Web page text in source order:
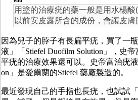
用塗的治療疣的藥一般是用水楊
以前安皮露所含的成份，會讓皮膚
因為兒子的脖子有長扁平疣，買了一
液」「Stiefel Duofilm Solution」，史
平疣的治療效果還可以。史帝富治疣
on」是愛爾蘭的Stiefel 藥廠製造的。
最近發現自己的手指也長疣，也試試